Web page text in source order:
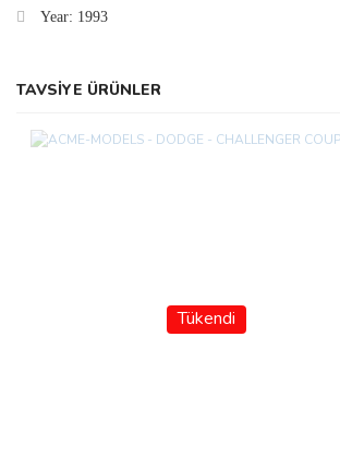
Year: 1993
TAVSİYE ÜRÜNLER
Tükendi